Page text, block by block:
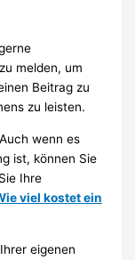
melden, um
Beitrag zu
zu leisten.
wenn es
ist, können Sie
Ihre
viel kostet ein
eigenen